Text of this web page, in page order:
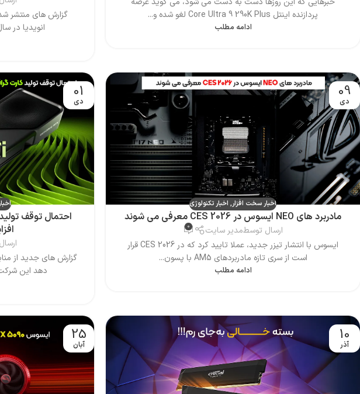
پردازنده اینتل Core Ultra 9 290K Plus لغو شده و...
ادامه مطلب
گزارش های منتشر
انویدیا در سال 2026 برنامه ای برای
09
دی
اخبار سخت افزار, اخبار تکنولوژی
مادربرد های NEO ایسوس در CES 2026 معرفی می شوند
ارسال توسطمدیر سایت 0
ایسوس با انتشار تیزر جدید، عملا تایید کرد که در CES 2026 قرار
است از سری تازه مادربردهای AM5 با پسون...
ادامه مطلب
01
دی
گزارش های جدید از
دهد این
10
آذر
25
آبان